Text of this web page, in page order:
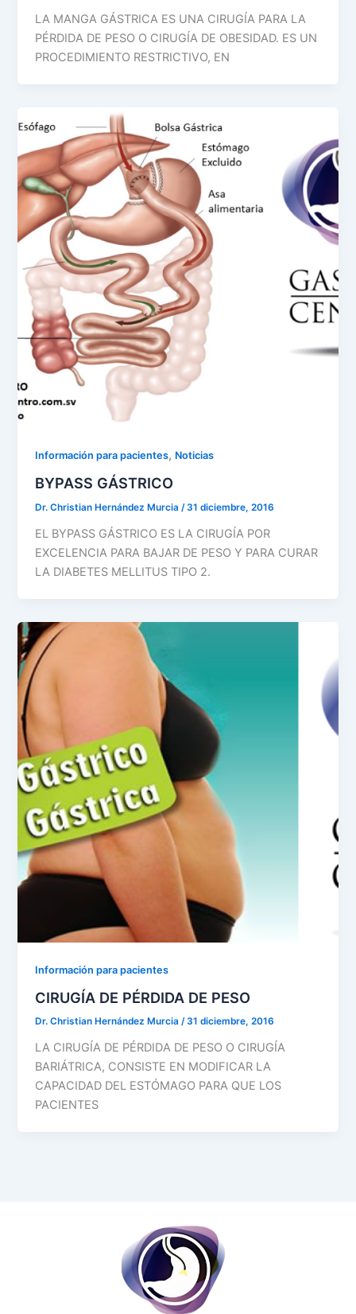
LA MANGA GÁSTRICA ES UNA CIRUGÍA PARA LA
PÉRDIDA DE PESO O CIRUGÍA DE OBESIDAD. ES UN
PROCEDIMIENTO RESTRICTIVO, EN
Información para pacientes, Noticias
BYPASS GÁSTRICO
Dr. Christian Hernández Murcia/31 diciembre, 2016
EL BYPASS GÁSTRICO ES LA CIRUGÍA POR
EXCELENCIA PARA BAJAR DE PESO Y PARA CURAR
LA DIABETES MELLITUS TIPO 2.
Información para pacientes
CIRUGÍA DE PÉRDIDA DE PESO
Dr. Christian Hernández Murcia/31 diciembre, 2016
LA CIRUGÍA DE PÉRDIDA DE PESO O CIRUGÍA
BARIÁTRICA, CONSISTE EN MODIFICAR LA
CAPACIDAD DEL ESTÓMAGO PARA QUE LOS
PACIENTES